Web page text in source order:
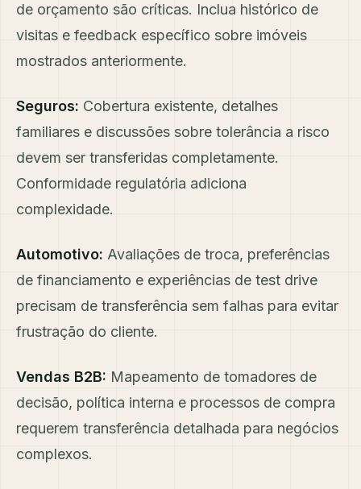
de orçamento são críticas. Inclua histórico de
visitas e feedback específico sobre imóveis
mostrados anteriormente.
Seguros: Cobertura existente, detalhes
familiares e discussões sobre tolerância a risco
devem ser transferidas completamente.
Conformidade regulatória adiciona
complexidade.
Automotivo: Avaliações de troca, preferências
de financiamento e experiências de test drive
precisam de transferência sem falhas para evitar
frustração do cliente.
Vendas B2B: Mapeamento de tomadores de
decisão, política interna e processos de compra
requerem transferência detalhada para negócios
complexos.